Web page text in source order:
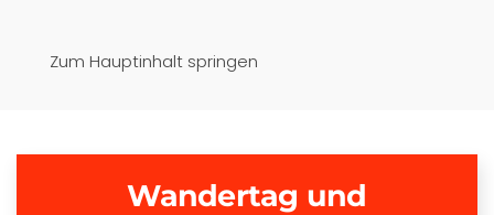
Zum Hauptinhalt springen
Schongau
Wandertag und